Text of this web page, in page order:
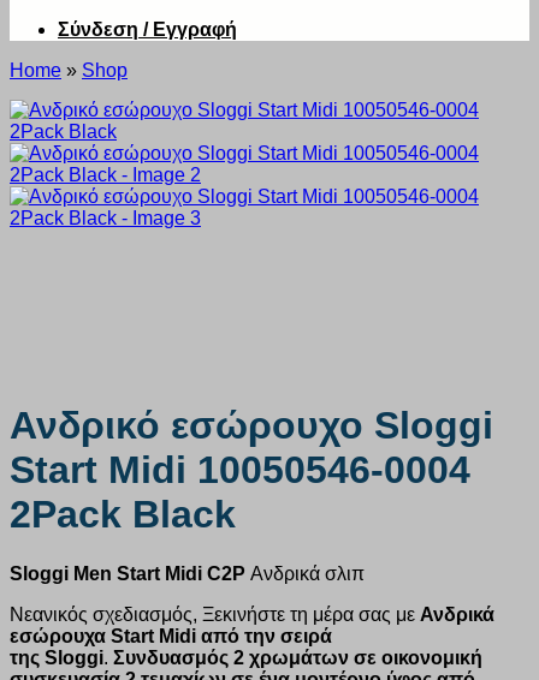
Σύνδεση / Εγγραφή
Home » Shop
Ανδρικό εσώρουχο Sloggi
Start Midi 10050546-0004
2Pack Black
Sloggi Men Start Midi C2P Ανδρικά σλιπ
Νεανικός σχεδιασμός, Ξεκινήστε τη μέρα σας με Ανδρικά
εσώρουχα Start Midi από την σειρά
της Sloggi. Συνδυασμός 2 χρωμάτων σε οικονομική